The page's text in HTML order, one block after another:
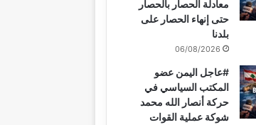
ر
س
ت
u
b
e
ر
ا
معادلة الحصار بالحصار
حتى إنهاء الحصار على
بلدنا
06/08/2026
#عاجل اليمن عضو
المكتب السياسي في
حركة أنصار الله محمد
شوكة عملية القوات